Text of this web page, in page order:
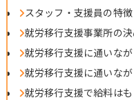
スタッフ・支援員の特徴
就労移行支援事業所の
就労移行支援に通いな
就労移行支援に通いな
就労移行支援で給料は